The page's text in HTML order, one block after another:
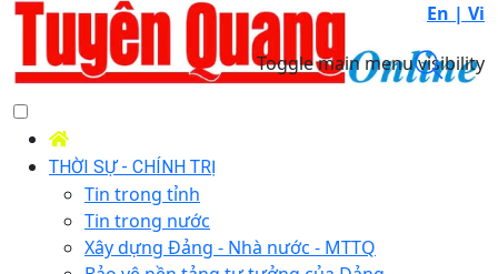
En | Vi
Toggle main menu visibility
THỜI SỰ - CHÍNH TRỊ
Tin trong tỉnh
Tin trong nước
Xây dựng Đảng - Nhà nước - MTTQ